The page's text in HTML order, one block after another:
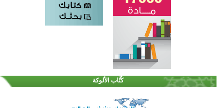
كُتَّاب الألوكة
اختتام الدورة التاسعة لمسابقة حفظ وتلاوة القرآن الكريم في أزناكاييف
تيسليتش تختتم برنامجا تعليميا لتعزيز القيم وبناء الشخصية للشباب المسلمين
اختتام منافسات قرآنية متميزة في بنغلاديش بمشاركة 3000 متسابق